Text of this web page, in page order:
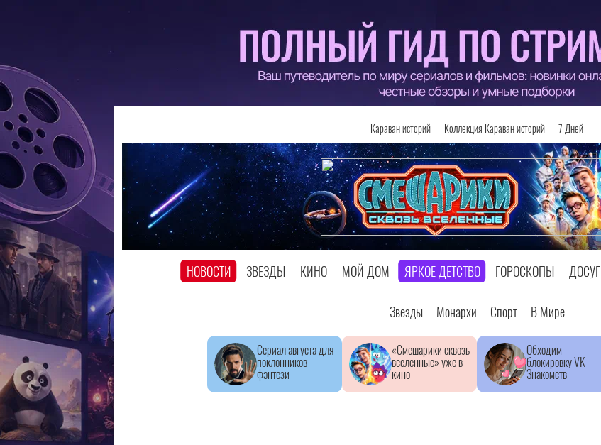
Караван историй Коллекция Караван историй 7 Дней
НОВОСТИ ЗВЕЗДЫ КИНО МОЙ ДОМ ЯРКОЕ ДЕТСТВО ГОРОСКОПЫ ДОСУГ
Звезды Монархи Спорт В Мире
Сериал августа для
поклонников
фэнтези
«Смешарики сквозь
вселенные» уже в
кино
Обходим
блокировку VK
Знакомств